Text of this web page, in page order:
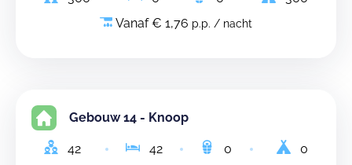
Vanaf € 1,76 p.p. / nacht
Gebouw 14 - Knoop
42 42 0
0